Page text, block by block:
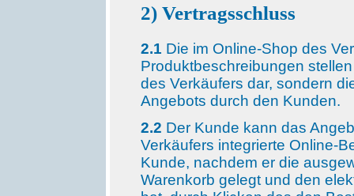
2) Vertragsschluss
2.1 Die im Online-Shop des
Produktbeschreibungen
des Verkäufers dar, sondern
Angebots durch den Kunden.
2.2 Der Kunde kann das
Verkäufers integrierte Online-
Kunde, nachdem er die
Warenkorb gelegt und den